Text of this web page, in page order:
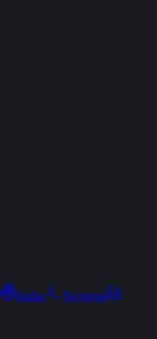
Radar
Terminal